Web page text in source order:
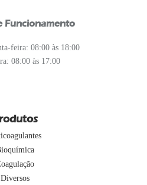
Funcionamento
feira: 08:00 às 18:00
08:00 às 17:00
Diversos